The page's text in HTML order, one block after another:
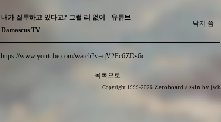
내가 질투하고 있다고? 그럴 리 없어 - 유튜브
Damascus TV
낙지 씀
https://www.youtube.com/watch?v=qV2Fc6ZDs6c
목록으로
Copyright 1999-2026 Zeroboard / skin by jack